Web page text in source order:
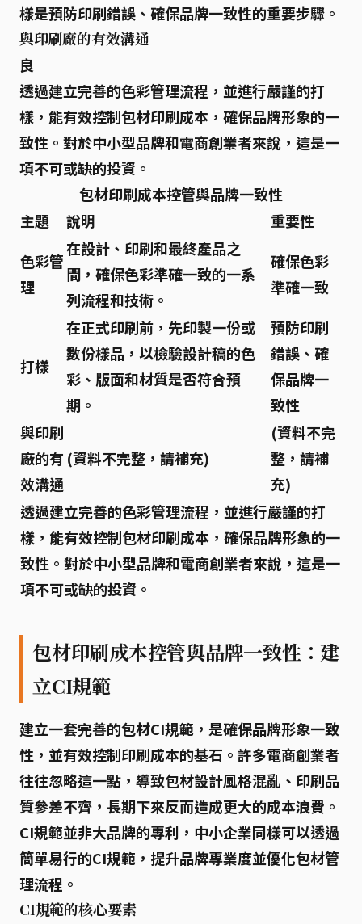
樣是預防印刷錯誤、確保品牌一致性的重要步驟。
與印刷廠的有效溝通
良
透過建立完善的色彩管理流程，並進行嚴謹的打
樣，能有效控制包材印刷成本，確保品牌形象的一
致性。對於中小型品牌和電商創業者來說，這是一
項不可或缺的投資。
包材印刷成本控管與品牌一致性
主題
說明
重要性
色彩管
理
在設計、印刷和最終產品之
間，確保色彩準確一致的一系
列流程和技術。
確保色彩
準確一致
打樣
在正式印刷前，先印製一份或
數份樣品，以檢驗設計稿的色
彩、版面和材質是否符合預
期。
預防印刷
錯誤、確
保品牌一
致性
與印刷
廠的有
效溝通
(資料不完整，請補充)
(資料不完
整，請補
充)
透過建立完善的色彩管理流程，並進行嚴謹的打
樣，能有效控制包材印刷成本，確保品牌形象的一
致性。對於中小型品牌和電商創業者來說，這是一
項不可或缺的投資。
包材印刷成本控管與品牌一致性：建
立CI規範
建立一套完善的包材CI規範 ，是確保品牌形象一致
性，並有效控制印刷成本的基石。許多電商創業者
往往忽略這一點，導致包材設計風格混亂、印刷品
質參差不齊，長期下來反而造成更大的成本浪費。
CI規範並非大品牌的專利，中小企業同樣可以透過
簡單易行的CI規範，提升品牌專業度並優化包材管
理流程。
CI規範的核心要素